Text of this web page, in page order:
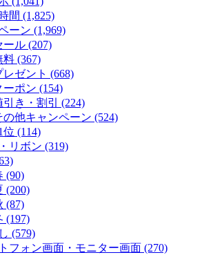
間 (1,825)
ーン (1,969)
ール (207)
料 (367)
レゼント (668)
ーポン (154)
引き・割引 (224)
の他キャンペーン (524)
位 (114)
リボン (319)
(90)
(200)
(87)
(197)
(579)
フォン画面・モニター画面 (270)